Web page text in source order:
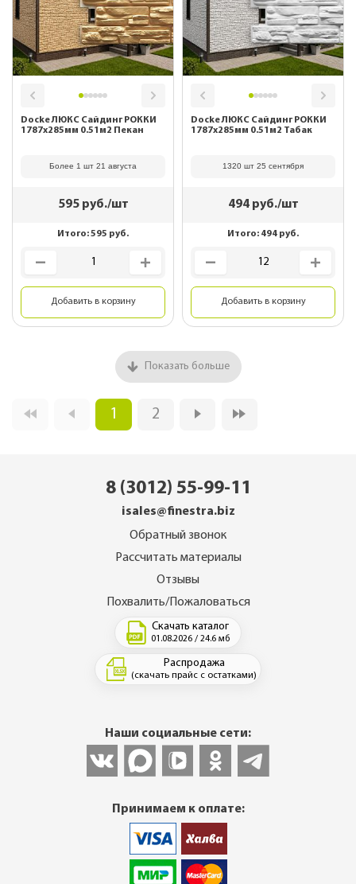
Docke ЛЮКС Сайдинг РОККИ
1787х285мм 0.51м2 Пекан
Более 1 шт 21 августа
595руб./шт
Итого:595 руб.
Добавить в корзину
Docke ЛЮКС Сайдинг РОККИ
1787х285мм 0.51м2 Табак
1320 шт 25 сентября
494руб./шт
Итого: 494 руб.
Добавить в корзину
Показать больше
1 2
8 (3012) 55-99-11
isales@finestra.biz
Обратный звонок
Рассчитать материалы
Отзывы
Похвалить/Пожаловаться
Скачать каталог
01.08.2026 / 24.6 мб
Распродажа
(скачать прайс с остатками)
Наши социальные сети:
Принимаем к оплате: